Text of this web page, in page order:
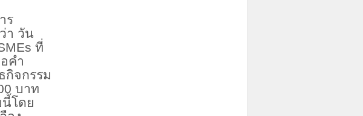
ร
า วัน
ที่
คำ
กิจกรรม
บาท
โดย